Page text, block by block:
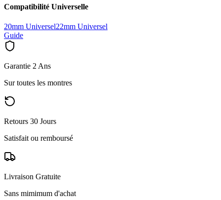
Compatibilité Universelle
20mm Universel22mm Universel
Guide
Garantie 2 Ans
Sur toutes les montres
Retours 30 Jours
Satisfait ou remboursé
Livraison Gratuite
Sans mimimum d'achat